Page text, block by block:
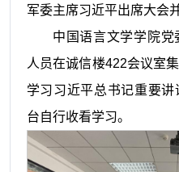
军委主席习近平出席大会
中国语言文学学院
人员在诚信楼422会议室
学习习近平总书记重要
台自行收看学习。